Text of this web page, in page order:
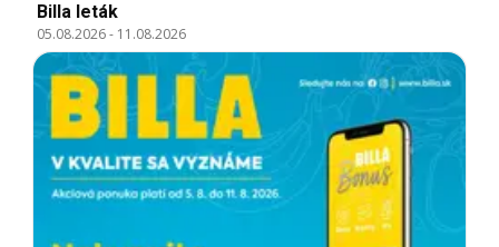
Billa leták
05.08.2026- 11.08.2026